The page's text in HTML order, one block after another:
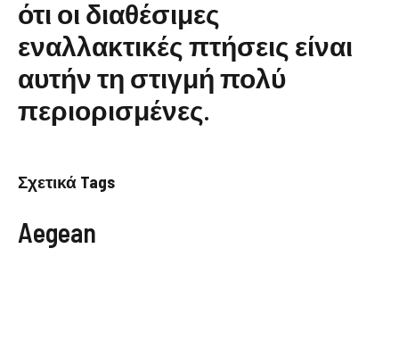
ότι οι διαθέσιμες
εναλλακτικές πτήσεις είναι
αυτήν τη στιγμή πολύ
περιορισμένες.
Σχετικά Tags
Aegean